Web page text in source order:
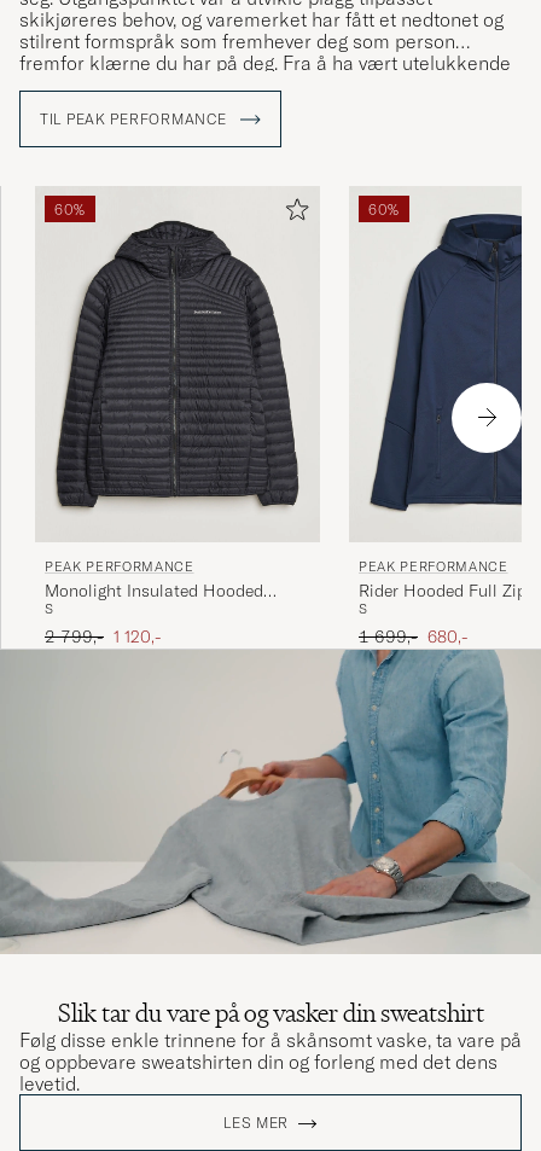
skikjøreres behov, og varemerket har fått et nedtonet og
stilrent formspråk som fremhever deg som person
fremfor klærne du har på deg. Fra å ha vært utelukkende
konsentrert om skiklær er Peak Performance i dag et
av funksjonelle og stilfulle plagg.
TIL PEAK PERFORMANCE
60%
PEAK PERFORMANCE
Monolight Insulated Hooded
Jacket Black
S
Ordinær pris
2 799,- Nedsatt pris
1 120,-
60%
PEAK PERFORMANCE
Rider Hooded Full Zip
Shadow
S
Ordinær pris
1 699,- Nedsatt pris
680,-
Slik tar du vare på og vasker din sweatshirt
Følg disse enkle trinnene for å skånsomt vaske, ta vare på
og oppbevare sweatshirten din og forleng med det dens
levetid.
LES MER